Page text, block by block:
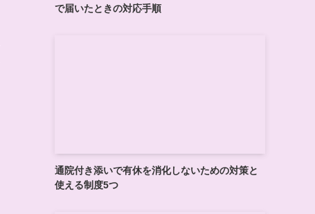
で届いたときの対応手順
通院付き添いで有休を消化しないための対策と
使える制度5つ